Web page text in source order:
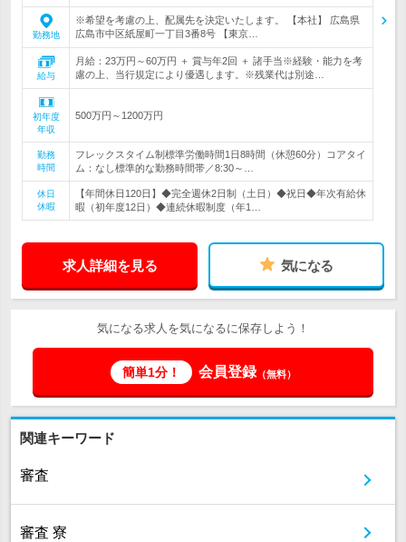
勤務地
※希望を考慮の上、配属先を決定いたします。 【本社】 広島県
広島市中区紙屋町一丁目3番8号 【東京…
給与
月給：23万円～60万円 ＋ 賞与年2回 ＋ 諸手当※経験・能力を考
慮の上、当行規定により優遇します。※残業代は別途…
初年度
年収
500万円～1200万円
勤務
時間
フレックスタイム制標準労働時間1日8時間（休憩60分）コアタイ
ム：なし標準的な勤務時間帯／8:30～…
休日
休暇
【年間休日120日】◆完全週休2日制（土日）◆祝日◆年次有給休
暇（初年度12日）◆連続休暇制度（年1…
求人詳細を見る 気になる
気になる求人を気になるに保存しよう！
簡単1分！ 会員登録（無料）
関連キーワード
審査
審査 寮